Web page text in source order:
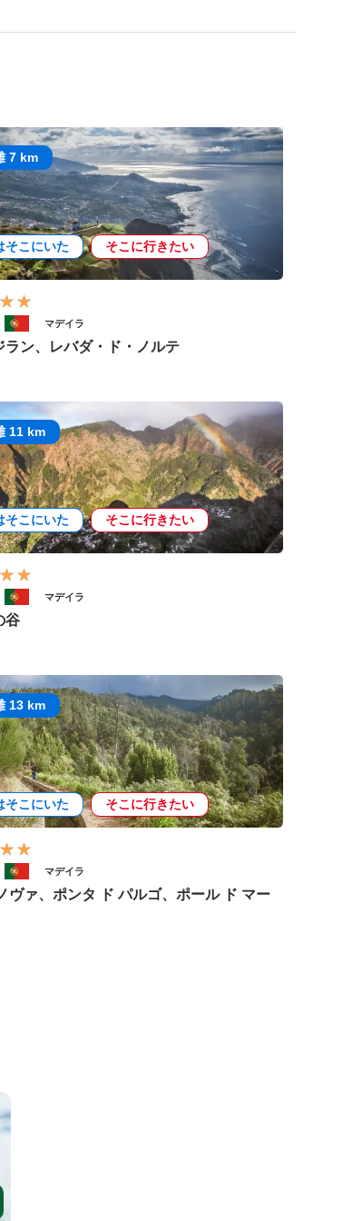
7 km
そこにいた そこに行きたい
マデイラ
ラン、レバダ・ド・ノルテ
11 km
そこにいた そこに行きたい
マデイラ
谷
13 km
そこにいた そこに行きたい
マデイラ
ヴァ、ポンタ ド パルゴ、ポール ド マー